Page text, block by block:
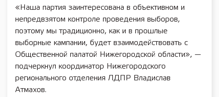
«Наша партия заинтересована в объективном и
непредвзятом контроле проведения выборов,
поэтому мы традиционно, как и в прошлые
выборные кампании, будет взаимодействовать с
Общественной палатой Нижегородской области», —
подчеркнул координатор Нижегородского
регионального отделения ЛДПР Владислав
Атмахов.